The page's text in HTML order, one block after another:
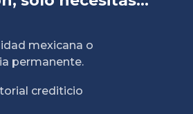
mexicana o
permanente.
crediticio